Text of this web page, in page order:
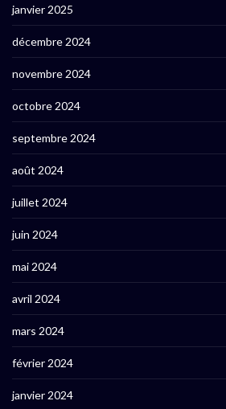
janvier 2025
décembre 2024
novembre 2024
octobre 2024
septembre 2024
août 2024
juillet 2024
juin 2024
mai 2024
avril 2024
mars 2024
février 2024
janvier 2024